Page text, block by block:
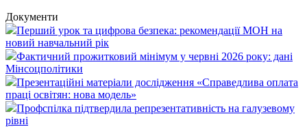
Документи
Перший урок та цифрова безпека: рекомендації МОН на
новий навчальний рік
Фактичний прожитковий мінімум у червні 2026 року: дані
Мінсоцполітики
Презентаційні матеріали дослідження «Справедлива оплата
праці освітян: нова модель»
Профспілка підтвердила репрезентативність на галузевому
рівні